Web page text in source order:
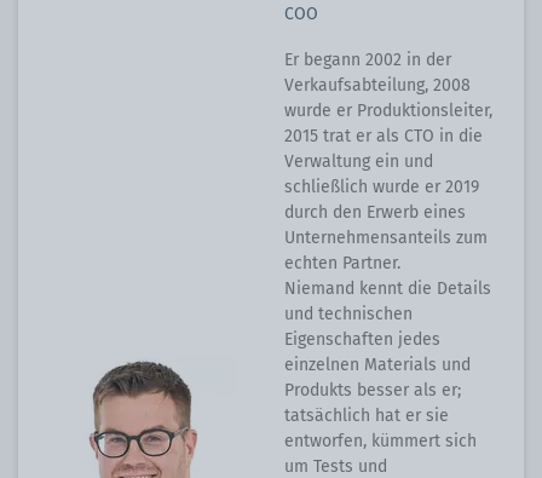
COO
Er begann 2002 in der
Verkaufsabteilung, 2008
wurde er Produktionsleiter,
2015 trat er als CTO in die
Verwaltung ein und
schließlich wurde er 2019
durch den Erwerb eines
Unternehmensanteils zum
echten Partner.
Niemand kennt die Details
und technischen
Eigenschaften jedes
einzelnen Materials und
Produkts besser als er;
tatsächlich hat er sie
entworfen, kümmert sich
um Tests und